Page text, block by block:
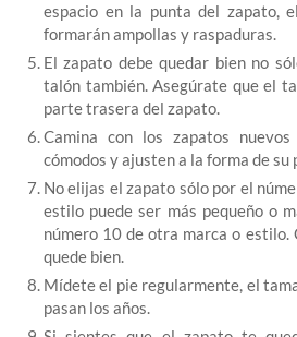
espacio en la punta del zapato,
formarán ampollas y raspaduras.
El zapato debe quedar bien no
talón también. Asegúrate que el
parte trasera del zapato.
Camina con los zapatos
cómodos y ajusten a la forma de su
No elijas el zapato sólo por el
estilo puede ser más pequeño o
número 10 de otra marca o estilo.
quede bien.
Mídete el pie regularmente, el
pasan los años.